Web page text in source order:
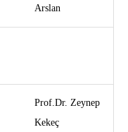
Arslan
Prof.Dr. Zeynep
Kekeç